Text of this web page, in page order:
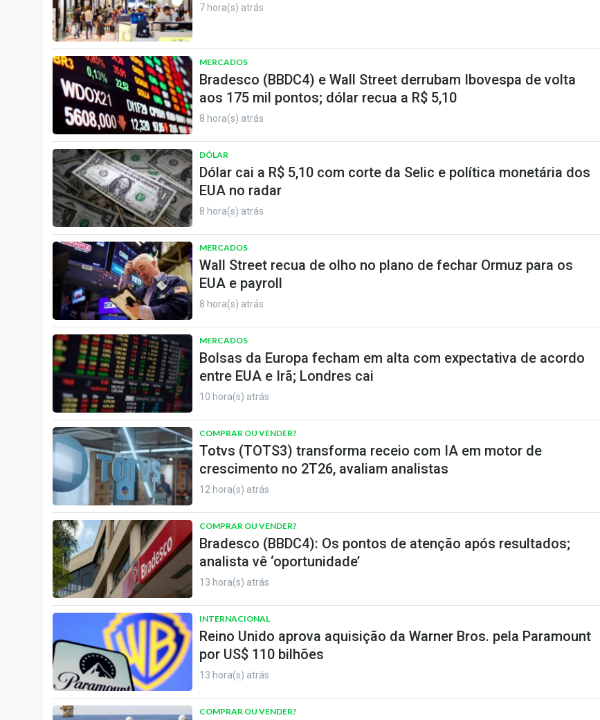
7 hora(s) atrás
MERCADOS
Bradesco (BBDC4) e Wall Street derrubam Ibovespa de volta
aos 175 mil pontos; dólar recua a R$ 5,10
8 hora(s) atrás
DÓLAR
Dólar cai a R$ 5,10 com corte da Selic e política monetária dos
EUA no radar
8 hora(s) atrás
MERCADOS
Wall Street recua de olho no plano de fechar Ormuz para os
EUA e payroll
8 hora(s) atrás
MERCADOS
Bolsas da Europa fecham em alta com expectativa de acordo
entre EUA e Irã; Londres cai
10 hora(s) atrás
COMPRAR OU VENDER?
Totvs (TOTS3) transforma receio com IA em motor de
crescimento no 2T26, avaliam analistas
12 hora(s) atrás
COMPRAR OU VENDER?
Bradesco (BBDC4): Os pontos de atenção após resultados;
analista vê ‘oportunidade’
13 hora(s) atrás
INTERNACIONAL
Reino Unido aprova aquisição da Warner Bros. pela Paramount
por US$ 110 bilhões
13 hora(s) atrás
COMPRAR OU VENDER?